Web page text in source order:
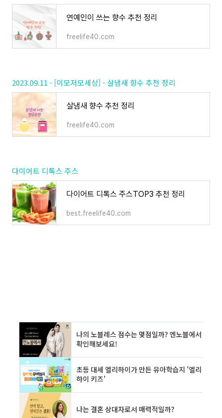
연예인이 쓰는 향수 추천 정리
freelife40.com
2023.09.11 - [이모저모세상] - 살냄새 향수 추천 정리
살냄새 향수 추천 정리
freelife40.com
다이어트 디톡스 주스
다이어트 디톡스 주스TOP3 추천 정리
best.freelife40.com